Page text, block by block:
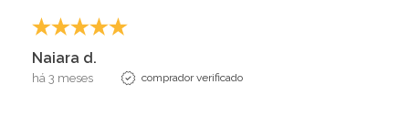
Naiara d.
há 3 meses comprador verificado